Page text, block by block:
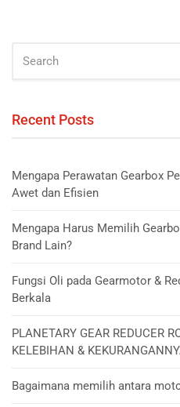
FOR:
Recent Posts
Mengapa Perawatan Gearbox
Awet dan Efisien
Mengapa Harus Memilih
Brand Lain?
Fungsi Oli pada Gearmotor &
Berkala
PLANETARY GEAR REDUCER
KELEBIHAN &
Bagaimana memilih antara